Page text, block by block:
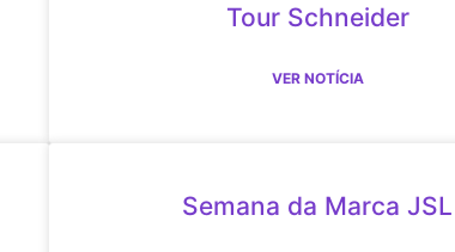
Tour Schneider
VER NOTÍCIA
Semana da Marca JSL